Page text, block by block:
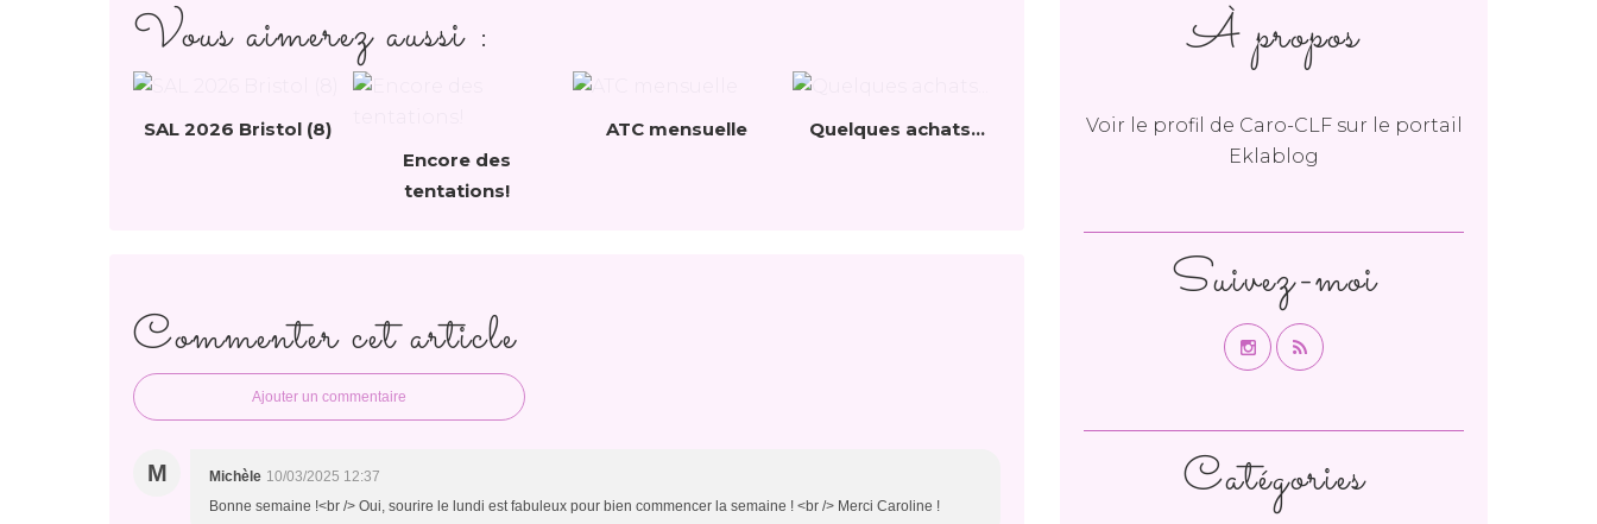
Vous aimerez aussi :
SAL 2026 Bristol (8)
Encore des
tentations!
ATC mensuelle Quelques achats...
Commenter cet article
Ajouter un commentaire
M Michèle 10/03/2025 12:37
Bonne semaine !<br /> Oui, sourire le lundi est fabuleux pour bien commencer la semaine ! <br /> Merci Caroline !
Catégories
Suivez-moi
À propos
Voir le profil de Caro-CLFsur le portail
Eklablog